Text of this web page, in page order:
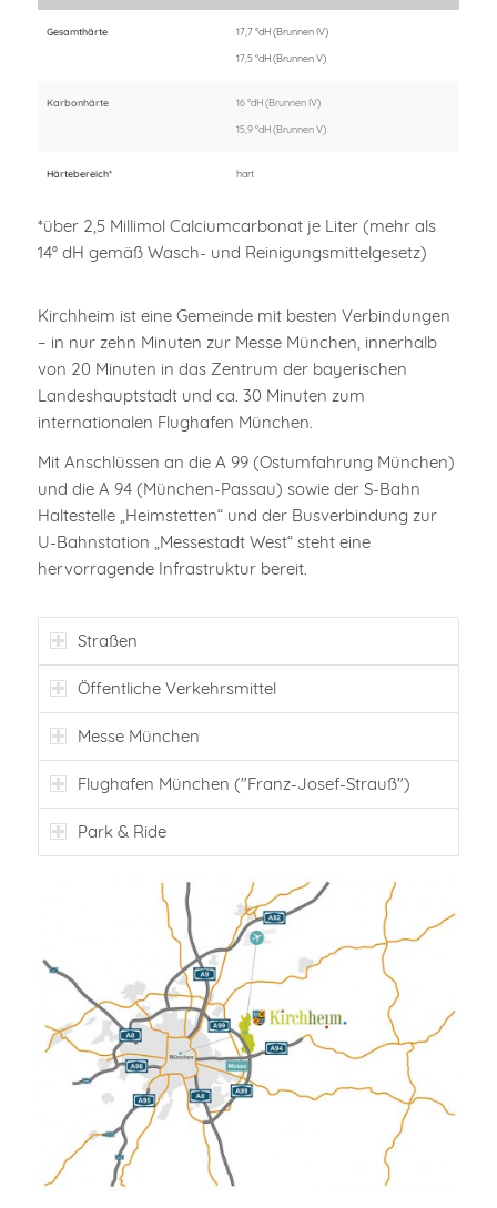
Gesamthärte 17,7 °dH (Brunnen IV)
17,5 °dH (Brunnen V)
Karbonhärte 16 °dH (Brunnen IV)
15,9 °dH (Brunnen V)
Härtebereich* hart
*über 2,5 Millimol Calciumcarbonat je Liter (mehr als
14° dH gemäß Wasch- und Reinigungsmittelgesetz)
Kirchheim ist eine Gemeinde mit besten Verbindungen
– in nur zehn Minuten zur Messe München, innerhalb
von 20 Minuten in das Zentrum der bayerischen
Landeshauptstadt und ca. 30 Minuten zum
internationalen Flughafen München.
Mit Anschlüssen an die A 99 (Ostumfahrung München)
und die A 94 (München-Passau) sowie der S-Bahn
Haltestelle „Heimstetten“ und der Busverbindung zur
U-Bahnstation „Messestadt West“ steht eine
hervorragende Infrastruktur bereit.
Straßen
Öffentliche Verkehrsmittel
Messe München
Flughafen München ("Franz-Josef-Strauß")
Park & Ride